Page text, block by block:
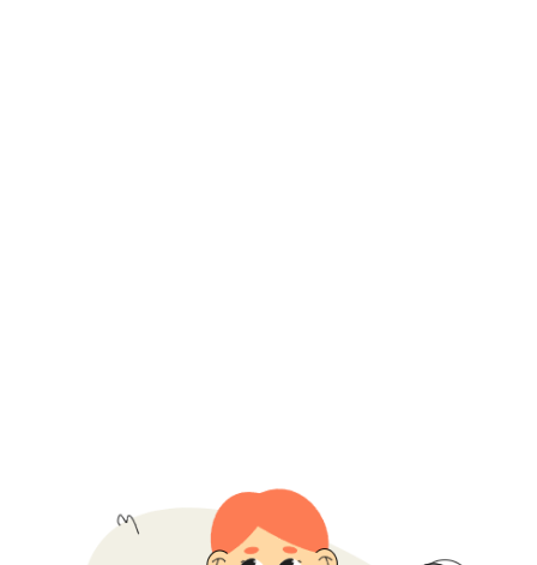
Проходят 1 раз в неделю
по 2 ак. часа в удобное время